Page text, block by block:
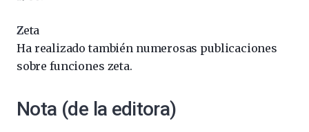
Zeta
Ha realizado también numerosas publicaciones
sobre funciones zeta.
Nota (de la editora)